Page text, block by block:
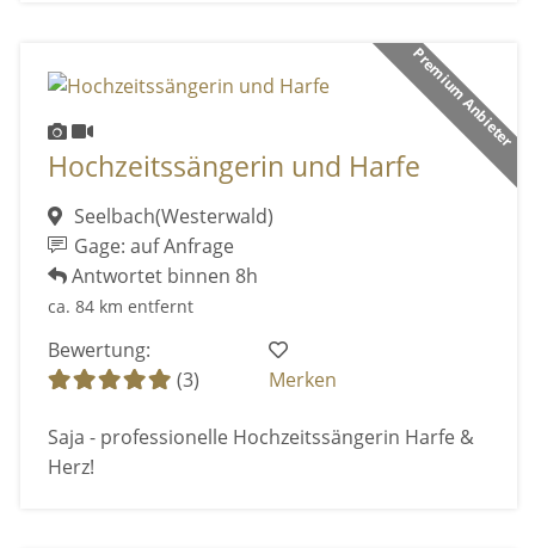
Premium Anbieter
Hochzeitssängerin und Harfe
Seelbach(Westerwald)
Gage: auf Anfrage
Antwortet binnen 8h
ca. 84 km entfernt
Bewertung:
(3)
Merken
Saja - professionelle Hochzeitssängerin Harfe &
Herz!